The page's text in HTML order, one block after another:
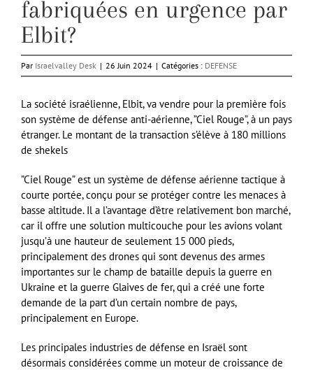
fabriquées en urgence par
Elbit?
Par Israelvalley Desk | 26 Juin 2024 | Catégories : DEFENSE
La société israélienne, Elbit, va vendre pour la première fois
son système de défense anti-aérienne, ”Ciel Rouge”, à un pays
étranger. Le montant de la transaction s’élève à 180 millions
de shekels
”Ciel Rouge” est un système de défense aérienne tactique à
courte portée, conçu pour se protéger contre les menaces à
basse altitude. Il a l’avantage d’être relativement bon marché,
car il offre une solution multicouche pour les avions volant
jusqu’à une hauteur de seulement 15 000 pieds,
principalement des drones qui sont devenus des armes
importantes sur le champ de bataille depuis la guerre en
Ukraine et la guerre Glaives de fer, qui a créé une forte
demande de la part d’un certain nombre de pays,
principalement en Europe.
Les principales industries de défense en Israël sont
désormais considérées comme un moteur de croissance de